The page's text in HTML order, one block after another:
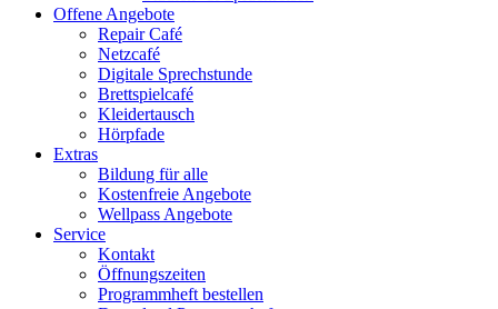
Offene Angebote
Repair Café
Netzcafé
Digitale Sprechstunde
Brettspielcafé
Kleidertausch
Hörpfade
Extras
Bildung für alle
Kostenfreie Angebote
Wellpass Angebote
Service
Kontakt
Öffnungszeiten
Programmheft bestellen